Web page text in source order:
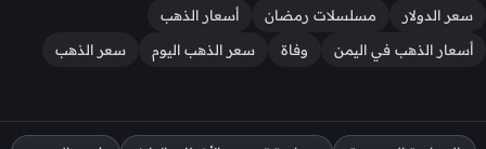
سعر الدولار
مسلسلات رمضان
أسعار الذهب
أسعار الذهب في اليمن
وفاة سعر الذهب اليوم سعر الذهب